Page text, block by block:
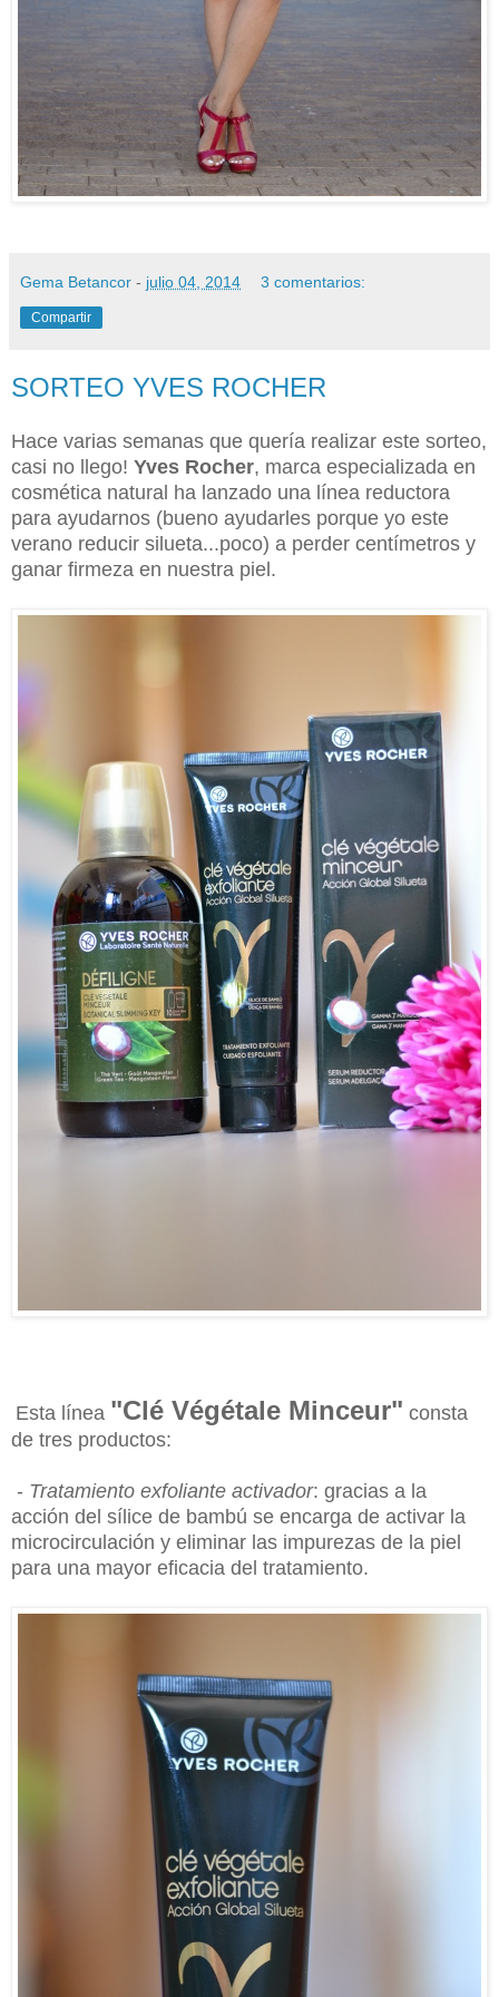
Gema Betancor - julio 04, 2014 3 comentarios:
Compartir
SORTEO YVES ROCHER
Hace varias semanas que quería realizar este sorteo,
casi no llego! Yves Rocher, marca especializada en
cosmética natural ha lanzado una línea reductora
para ayudarnos (bueno ayudarles porque yo este
verano reducir silueta...poco) a perder centímetros y
ganar firmeza en nuestra piel.
Esta línea "Clé Végétale Minceur" consta
de tres productos:
- Tratamiento exfoliante activador: gracias a la
acción del sílice de bambú se encarga de activar la
microcirculación y eliminar las impurezas de la piel
para una mayor eficacia del tratamiento.